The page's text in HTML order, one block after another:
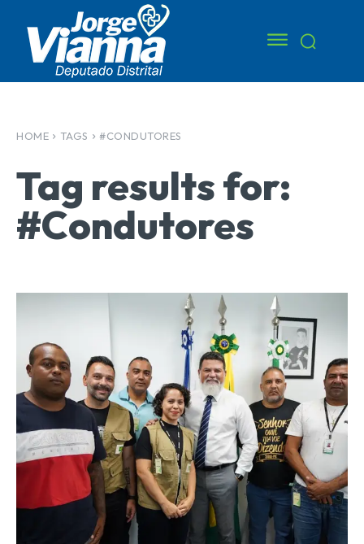
HOME TAGS #CONDUTORES
Tag results for:
#Condutores